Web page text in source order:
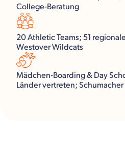
College-Beratung
20 Athletic Teams; 51
Westover Wildcats
Mädchen-Boarding & Day
Länder vertreten;